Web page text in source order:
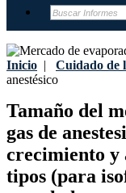
Inicio | Cuidado de
anestésico
Tamaño del
gas de
crecimiento y
tipos (para